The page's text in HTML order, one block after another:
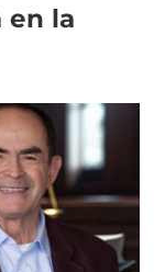
en la